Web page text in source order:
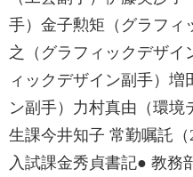
手）金子勲矩（グラフィ
之（グラフィックデザイ
ィックデザイン副手）増
ン副手）力村真由（環境
生課今井知子 常勤嘱託
入試課金秀貞書記● 教務